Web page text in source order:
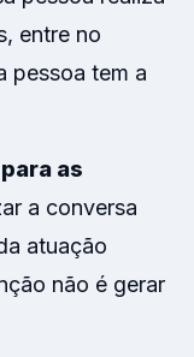
entre no
pessoa tem a
as
a conversa
atuação
não é gerar